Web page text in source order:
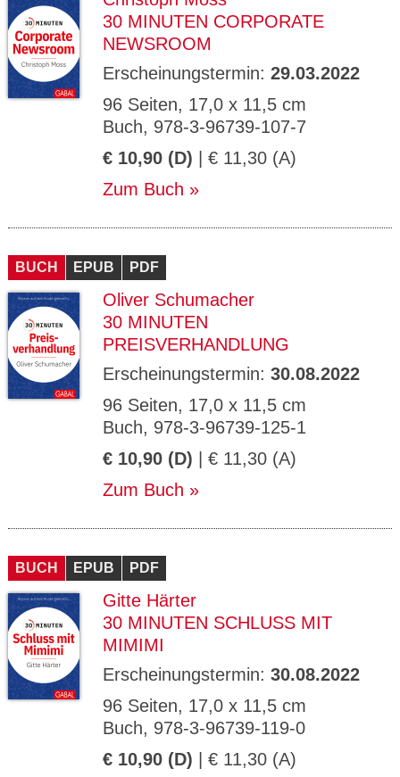
30 MINUTEN CORPORATE
NEWSROOM
Erscheinungstermin: 29.03.2022
96 Seiten, 17,0 x 11,5 cm
Buch, 978-3-96739-107-7
€ 10,90 (D) | € 11,30 (A)
Zum Buch
BUCH EPUB PDF
Oliver Schumacher
30 MINUTEN
PREISVERHANDLUNG
Erscheinungstermin: 30.08.2022
96 Seiten, 17,0 x 11,5 cm
Buch, 978-3-96739-125-1
€ 10,90 (D) | € 11,30 (A)
Zum Buch
BUCH EPUB PDF
Gitte Härter
30 MINUTEN SCHLUSS MIT
MIMIMI
Erscheinungstermin: 30.08.2022
96 Seiten, 17,0 x 11,5 cm
Buch, 978-3-96739-119-0
€ 10,90 (D) | € 11,30 (A)